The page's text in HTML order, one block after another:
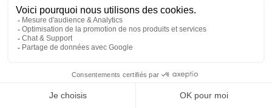
BOLA OEUF ROMY ROSE